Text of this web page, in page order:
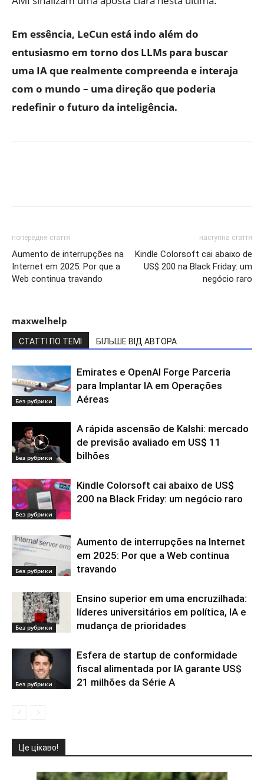
Em essência, LeCun está indo além do
entusiasmo em torno dos LLMs para buscar
uma IA que realmente compreenda e interaja
com o mundo – uma direção que poderia
redefinir o futuro da inteligência.
попередня стаття
Aumento de interrupções na
Internet em 2025: Por que a
Web continua travando
наступна стаття
Kindle Colorsoft cai abaixo de
US$ 200 na Black Friday: um
negócio raro
maxwelhelp
СТАТТІ ПО ТЕМІ БІЛЬШЕ ВІД АВТОРА
Без рубрики
Emirates e OpenAI Forge Parceria
para Implantar IA em Operações
Aéreas
Без рубрики
A rápida ascensão de Kalshi: mercado
de previsão avaliado em US$ 11
bilhões
Без рубрики
Kindle Colorsoft cai abaixo de US$
200 na Black Friday: um negócio raro
Без рубрики
Aumento de interrupções na Internet
em 2025: Por que a Web continua
travando
Без рубрики
Ensino superior em uma encruzilhada:
líderes universitários em política, IA e
mudança de prioridades
Без рубрики
Esfera de startup de conformidade
fiscal alimentada por IA garante US$
21 milhões da Série A
Це цікаво!